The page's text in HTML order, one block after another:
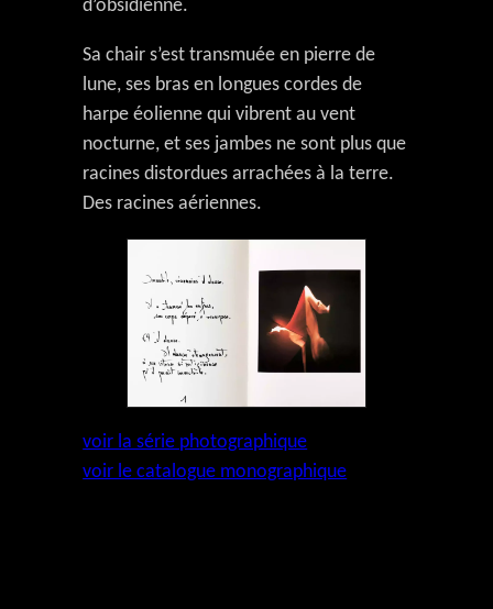
d’obsidienne.
Sa chair s’est transmuée en pierre de
lune, ses bras en longues cordes de
harpe éolienne qui vibrent au vent
nocturne, et ses jambes ne sont plus que
racines distordues arrachées à la terre.
Des racines aériennes.
voir la série photographique
voir le catalogue monographique